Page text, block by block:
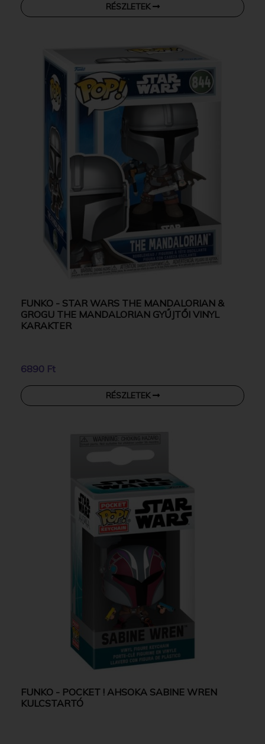
RÉSZLETEK
FUNKO - STAR WARS THE MANDALORIAN &
GROGU THE MANDALORIAN GYŰJTŐI VINYL
KARAKTER
6890 Ft
RÉSZLETEK
FUNKO - POCKET ! AHSOKA SABINE WREN
KULCSTARTÓ